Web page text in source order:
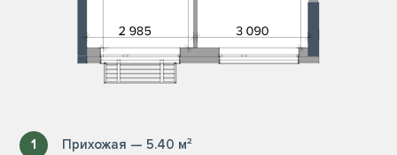
1 Прихожая — 5.40 м²